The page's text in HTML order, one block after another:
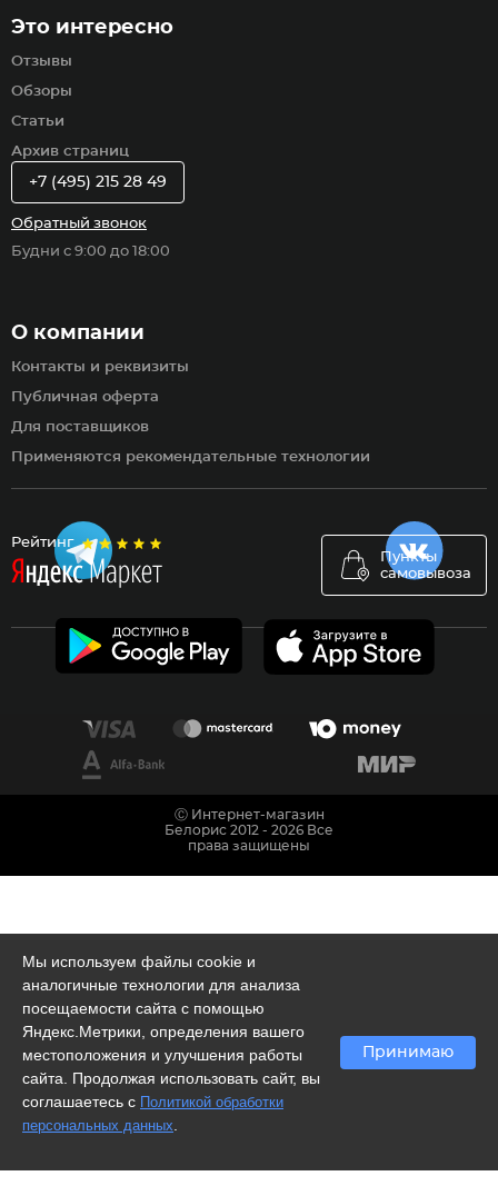
Рейтинг
Пункты
самовывоза
Это интересно
Отзывы
Обзоры
Статьи
Архив страниц
О компании
Контакты и реквизиты
Публичная оферта
Для поставщиков
Применяются рекомендательные технологии
+7 (495) 215 28 49
Обратный звонок
Будни с 9:00 до 18:00
Мы используем файлы cookie и
аналогичные технологии для анализа
посещаемости сайта с помощью
Яндекс.Метрики, определения вашего
местоположения и улучшения работы
сайта. Продолжая использовать сайт, вы
соглашаетесь с Политикой обработки
персональных данных
Принимаю
Ⓒ Интернет-магазин
Белорис 2012 - 2026 Все
права защищены